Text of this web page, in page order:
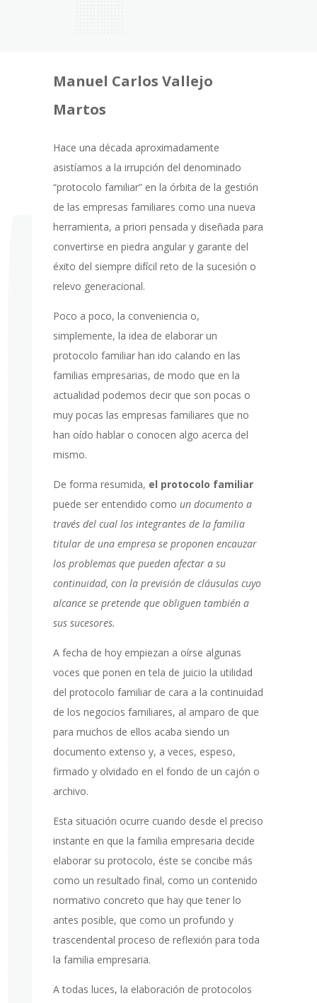
Manuel Carlos Vallejo
Martos
Hace una década aproximadamente
asistíamos a la irrupción del denominado
“protocolo familiar” en la órbita de la gestión
de las empresas familiares como una nueva
herramienta, a priori pensada y diseñada para
convertirse en piedra angular y garante del
éxito del siempre difícil reto de la sucesión o
relevo generacional.
Poco a poco, la conveniencia o,
simplemente, la idea de elaborar un
protocolo familiar han ido calando en las
familias empresarias, de modo que en la
actualidad podemos decir que son pocas o
muy pocas las empresas familiares que no
han oído hablar o conocen algo acerca del
mismo.
De forma resumida, el protocolo familiar
puede ser entendido como un documento a
través del cual los integrantes de la familia
titular de una empresa se proponen encauzar
los problemas que pueden afectar a su
continuidad, con la previsión de cláusulas cuyo
alcance se pretende que obliguen también a
sus sucesores.
A fecha de hoy empiezan a oírse algunas
voces que ponen en tela de juicio la utilidad
del protocolo familiar de cara a la continuidad
de los negocios familiares, al amparo de que
para muchos de ellos acaba siendo un
documento extenso y, a veces, espeso,
firmado y olvidado en el fondo de un cajón o
archivo.
Esta situación ocurre cuando desde el preciso
instante en que la familia empresaria decide
elaborar su protocolo, éste se concibe más
como un resultado final, como un contenido
normativo concreto que hay que tener lo
antes posible, que como un profundo y
trascendental proceso de reflexión para toda
la familia empresaria.
A todas luces, la elaboración de protocolos